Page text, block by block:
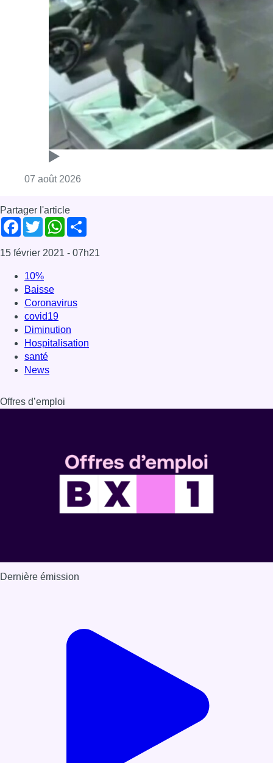
07 août 2026
Partager l'article
Facebook
TwitterWhatsApp
15 février 2021 - 07h21
10%
Baisse
Coronavirus
covid19
Diminution
Hospitalisation
santé
News
Offres d’emploi
Dernière émission